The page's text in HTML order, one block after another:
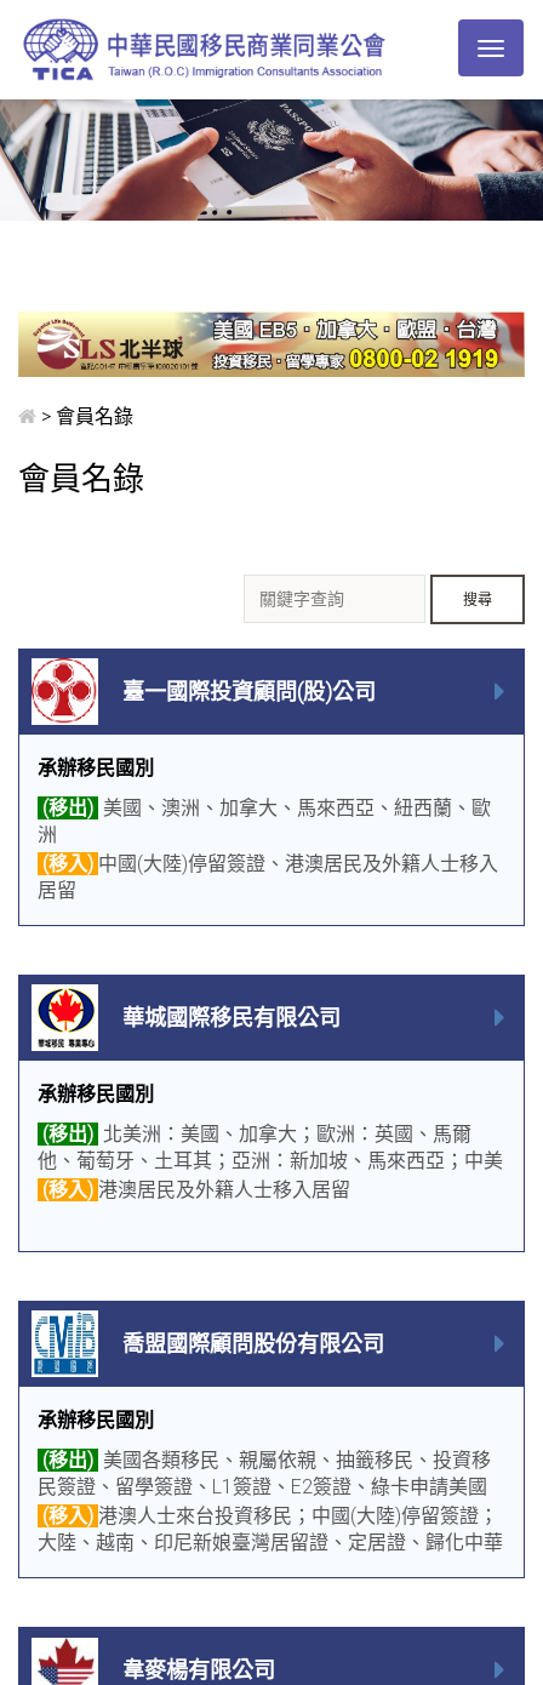
> 會員名錄
會員名錄
臺一國際投資顧問(股)公司
承辦移民國別
(移出) 美國、澳洲、加拿大、馬來西亞、紐西蘭、歐
洲
(移入) 中國(大陸)停留簽證、港澳居民及外籍人士移入
居留
華城國際移民有限公司
承辦移民國別
(移出) 北美洲：美國、加拿大；歐洲：英國、馬爾
他、葡萄牙、土耳其；亞洲：新加坡、馬來西亞；中美
洲：格瑞那達、多米尼克、聖克里斯多福及尼維斯、聖
(移入) 港澳居民及外籍人士移入居留
喬盟國際顧問股份有限公司
承辦移民國別
(移出) 美國各類移民、親屬依親、抽籤移民、投資移
民簽證、留學簽證、L1簽證、E2簽證、綠卡申請美國
公民；移民-加拿大、馬來西亞、貝里斯；申請外國公
民護照；護照更新-貝里斯、菲律賓、多明尼加
(移入) 港澳人士來台投資移民；中國(大陸)停留簽證；
大陸、越南、印尼新娘臺灣居留證、定居證、歸化中華
韋麥楊有限公司